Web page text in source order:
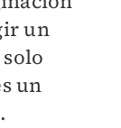
un
un